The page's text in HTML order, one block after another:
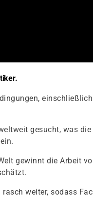
gesucht, was
gewinnt die Arbeit
rasch weiter, sodass